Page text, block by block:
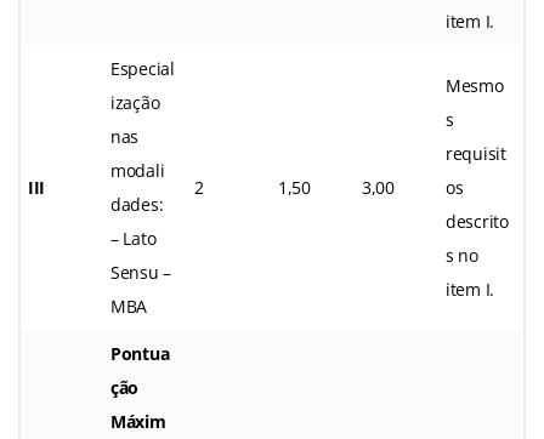
item I.
III
Especial
ização
nas
modali
dades:
– Lato
Sensu –
MBA
2 1,50 3,00
Mesmo
s
requisit
os
descrito
s no
item I.
Pontua
ção
Máxim